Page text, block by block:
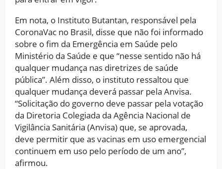
Em nota, o Instituto Butantan, responsável pela
CoronaVac no Brasil, disse que não foi informado
sobre o fim da Emergência em Saúde pelo
Ministério da Saúde e que “nesse sentido não há
qualquer mudança nas diretrizes de saúde
pública”. Além disso, o instituto ressaltou que
qualquer mudança deverá passar pela Anvisa.
“Solicitação do governo deve passar pela votação
da Diretoria Colegiada da Agência Nacional de
Vigilância Sanitária (Anvisa) que, se aprovada,
deve permitir que as vacinas em uso emergencial
continuem em uso pelo período de um ano”,
afirmou.